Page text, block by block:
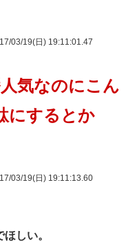
03/19(日) 19:11:01.47
気なのにこん
にするとか
03/19(日) 19:11:13.60
しい。